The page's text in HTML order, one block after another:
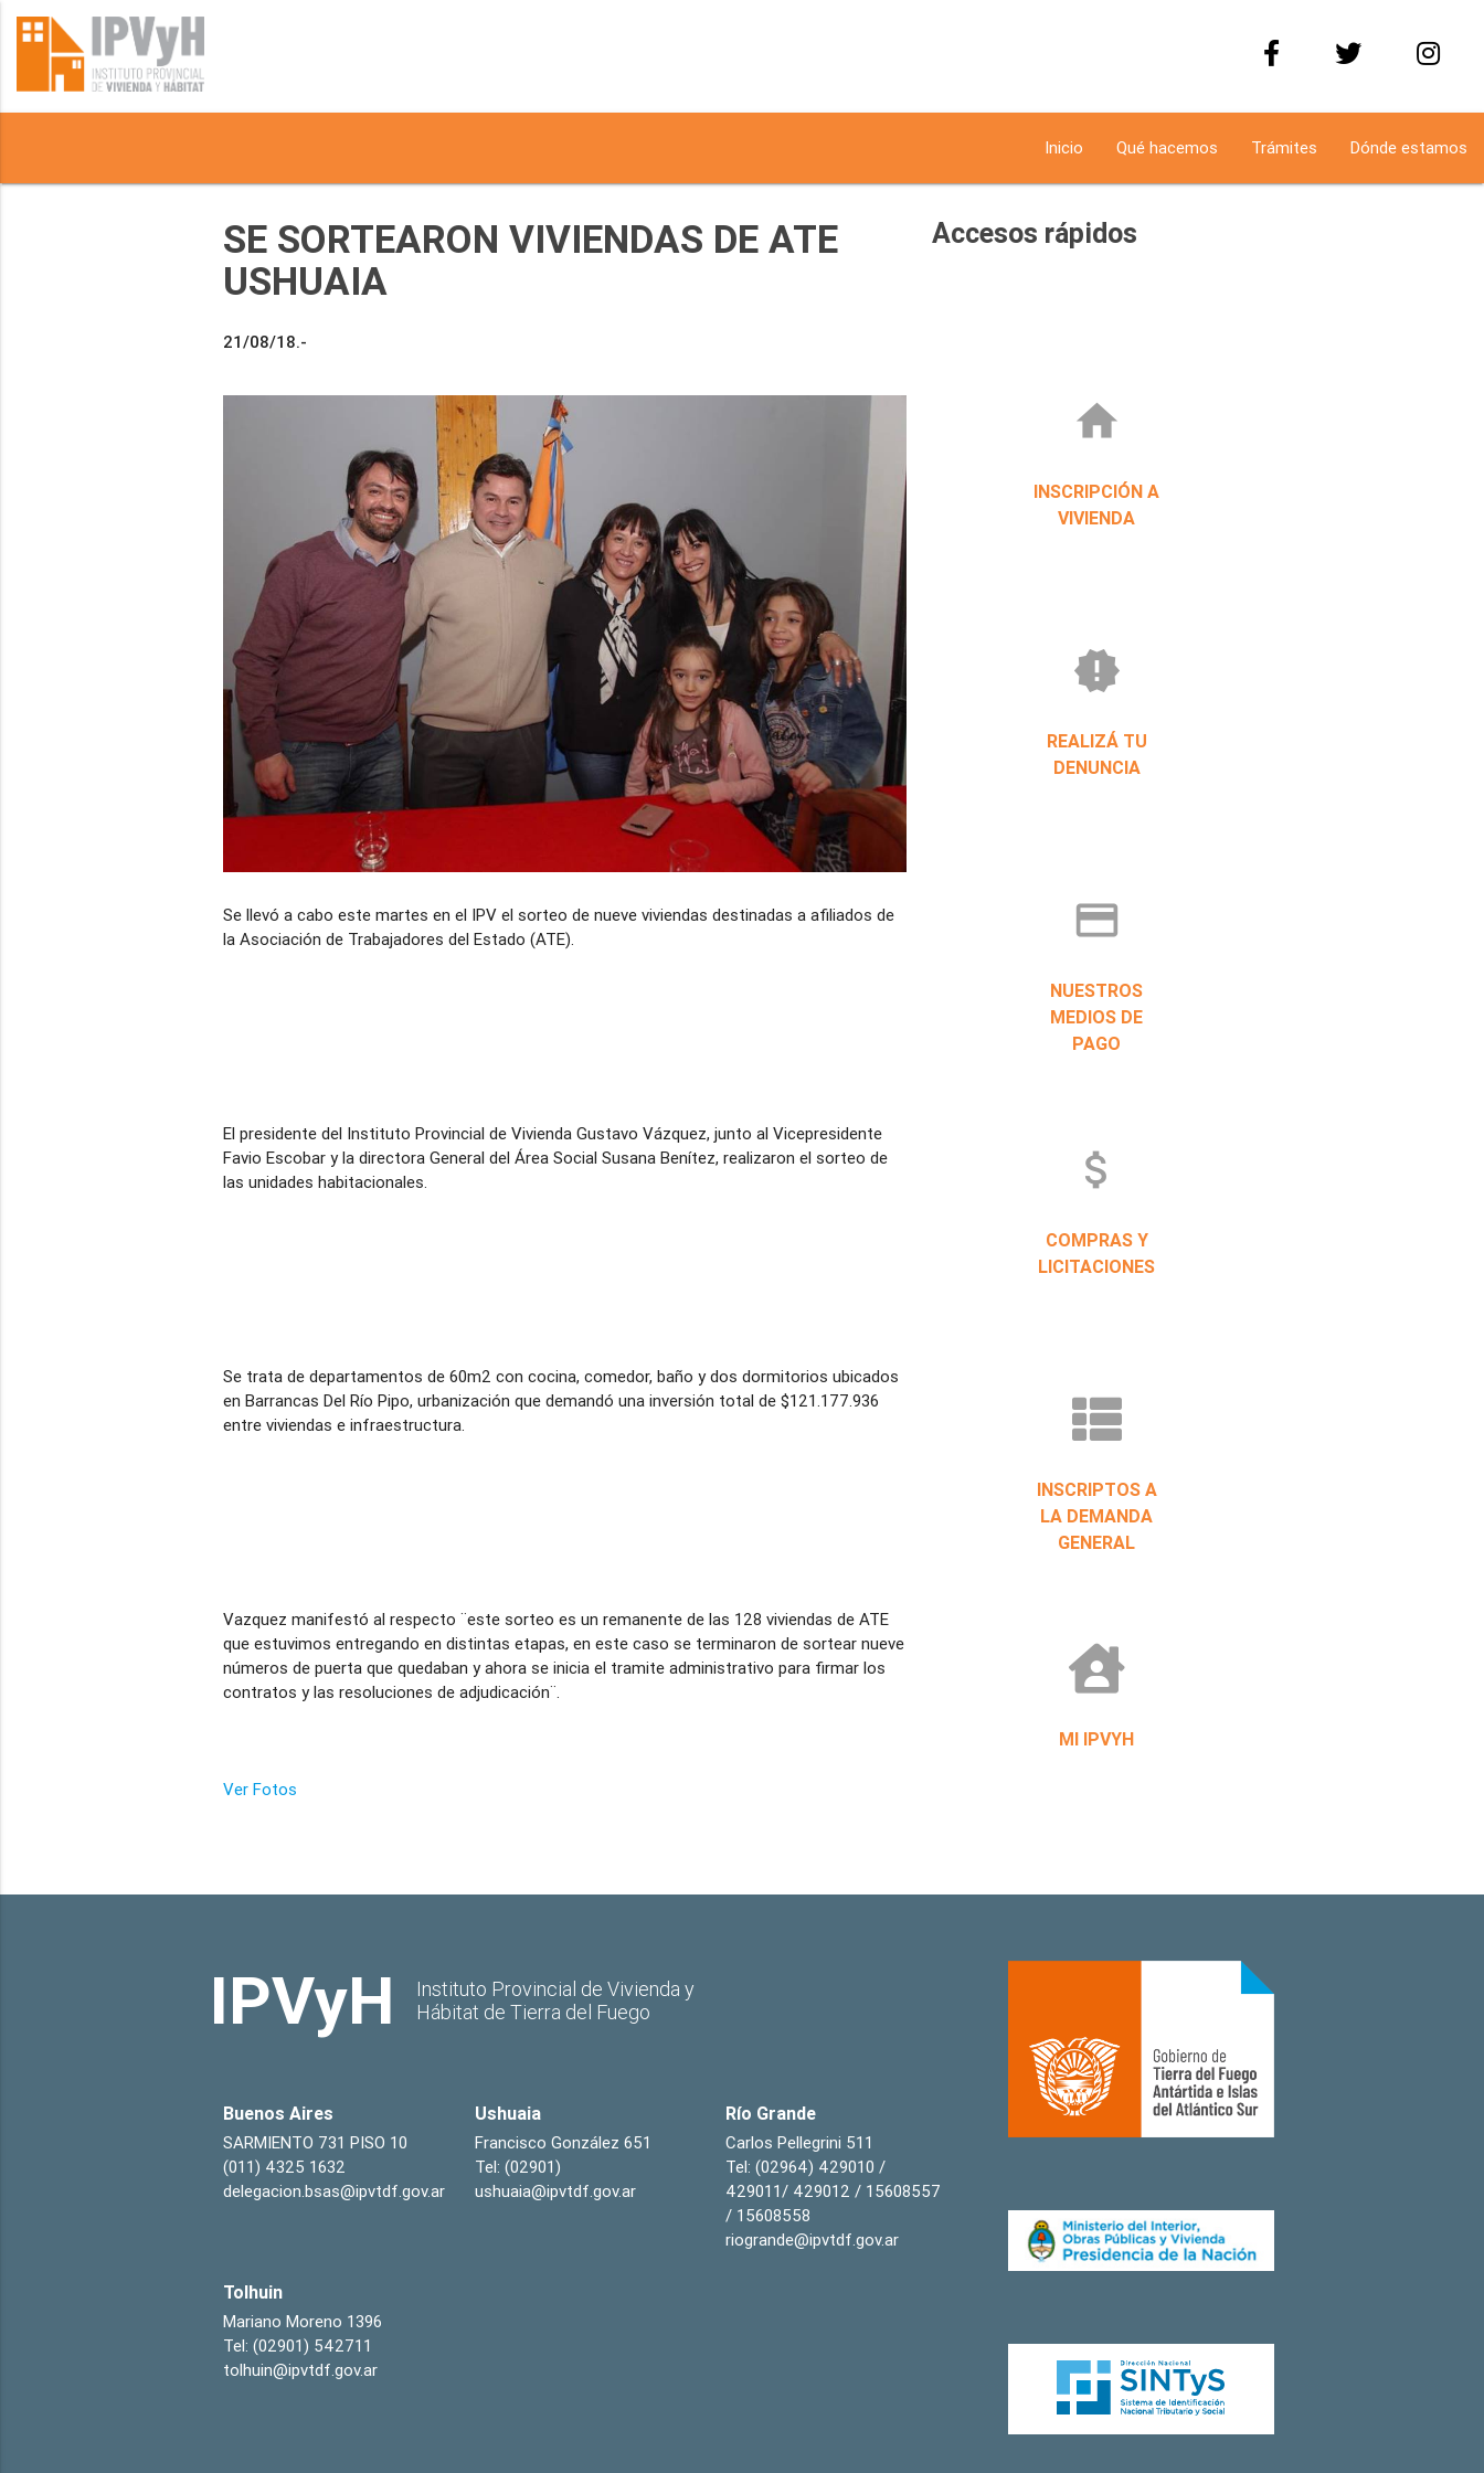
Inicio Qué hacemos Trámites Dónde estamos
SE SORTEARON VIVIENDAS DE ATE
USHUAIA
21/08/18.-
Se llevó a cabo este martes en el IPV el sorteo de nueve viviendas destinadas a afiliados de
la Asociación de Trabajadores del Estado (ATE).
El presidente del Instituto Provincial de Vivienda Gustavo Vázquez, junto al Vicepresidente
Favio Escobar y la directora General del Área Social Susana Benítez, realizaron el sorteo de
las unidades habitacionales.
Se trata de departamentos de 60m2 con cocina, comedor, baño y dos dormitorios ubicados
en Barrancas Del Río Pipo, urbanización que demandó una inversión total de $121.177.936
entre viviendas e infraestructura.
Vazquez manifestó al respecto ¨este sorteo es un remanente de las 128 viviendas de ATE
que estuvimos entregando en distintas etapas, en este caso se terminaron de sortear nueve
números de puerta que quedaban y ahora se inicia el tramite administrativo para firmar los
contratos y las resoluciones de adjudicación¨.
Ver Fotos
Accesos rápidos
home
INSCRIPCIÓN A
VIVIENDA
new_releases
REALIZÁ TU
DENUNCIA
credit_card
NUESTROS
MEDIOS DE
PAGO
attach_money
COMPRAS Y
LICITACIONES
INSCRIPTOS A
LA DEMANDA
GENERAL
MI IPVYH
IPVyH
Instituto Provincial de Vivienda y
Hábitat de Tierra del Fuego
Buenos Aires
SARMIENTO 731 PISO 10
(011) 4325 1632
delegacion.bsas@ipvtdf.gov.ar
Ushuaia
Francisco González 651
Tel: (02901)
ushuaia@ipvtdf.gov.ar
Río Grande
Carlos Pellegrini 511
Tel: (02964) 429010 /
429011/ 429012 / 15608557
/ 15608558
riogrande@ipvtdf.gov.ar
Tolhuin
Mariano Moreno 1396
Tel: (02901) 542711
tolhuin@ipvtdf.gov.ar